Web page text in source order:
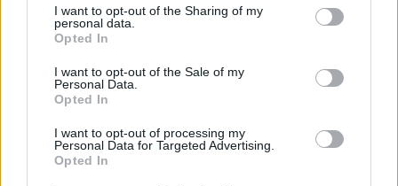
I want to opt-out of the Sharing of my
personal data.
Opted In
I want to opt-out of the Sale of my
Personal Data.
Opted In
I want to opt-out of processing my
Personal Data for Targeted Advertising.
Opted In